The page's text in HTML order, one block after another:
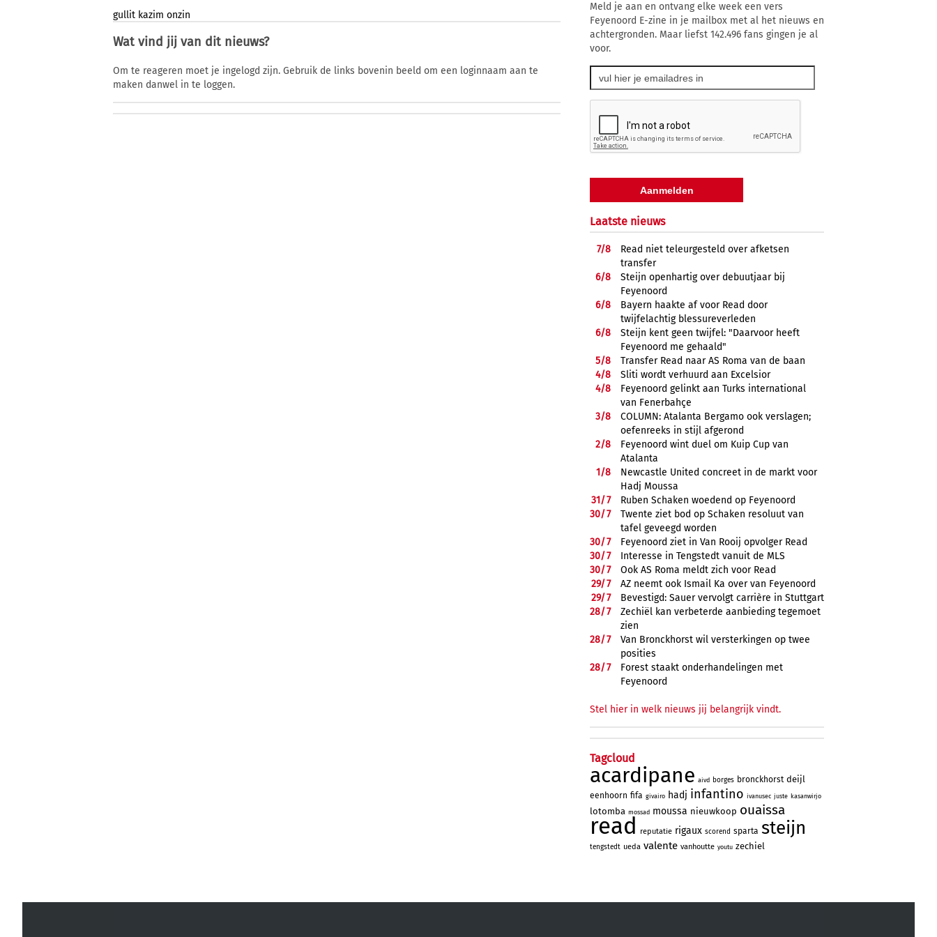
gullit kazim onzin
Wat vind jij van dit nieuws?
Om te reageren moet je ingelogd zijn. Gebruik de links bovenin beeld om een loginnaam aan te
maken danwel in te loggen.
Meld je aan en ontvang elke week een vers
Feyenoord E-zine in je mailbox met al het nieuws en
achtergronden. Maar liefst 142.496 fans gingen je al
voor.
Laatste nieuws
7/8
Read niet teleurgesteld over afketsen
transfer
6/8
Steijn openhartig over debuutjaar bij
Feyenoord
6/8
Bayern haakte af voor Read door
twijfelachtig blessureverleden
6/8
Steijn kent geen twijfel: "Daarvoor heeft
Feyenoord me gehaald"
5/8
Transfer Read naar AS Roma van de baan
4/8
Sliti wordt verhuurd aan Excelsior
4/8
Feyenoord gelinkt aan Turks international
van Fenerbahçe
3/8
COLUMN: Atalanta Bergamo ook verslagen;
oefenreeks in stijl afgerond
2/8
Feyenoord wint duel om Kuip Cup van
Atalanta
1/8
Newcastle United concreet in de markt voor
Hadj Moussa
31/7
Ruben Schaken woedend op Feyenoord
30/7
Twente ziet bod op Schaken resoluut van
tafel geveegd worden
30/7
Feyenoord ziet in Van Rooij opvolger Read
30/7
Interesse in Tengstedt vanuit de MLS
30/7
Ook AS Roma meldt zich voor Read
29/7
AZ neemt ook Ismail Ka over van Feyenoord
29/7
Bevestigd: Sauer vervolgt carrière in Stuttgart
28/7
Zechiël kan verbeterde aanbieding tegemoet
zien
28/7
Van Bronckhorst wil versterkingen op twee
posities
28/7
Forest staakt onderhandelingen met
Feyenoord
Stel hier in welk nieuws jij belangrijk vindt.
Tagcloud
acardipane aivd borges bronckhorst deijl
eenhoorn fifa givairo hadj infantino ivanusec juste kasanwirjo
lotomba mossad moussa nieuwkoop ouaissa
read reputatie rigaux scorend sparta steijn
tengstedt ueda valente vanhoutte youtu zechiel